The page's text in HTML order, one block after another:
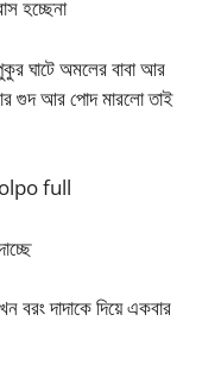
হচ্ছেনা
ঘাটে অমলের বাবা আর
গুদ আর পোদ মারলো তাই
full
বরং দাদাকে দিয়ে একবার